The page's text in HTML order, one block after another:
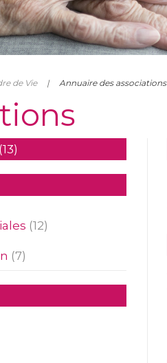
de Vie Annuaire des associations
(13)
(12)
(7)